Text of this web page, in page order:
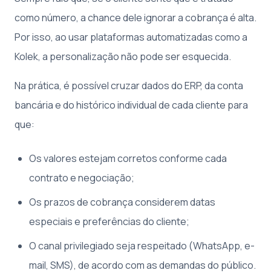
como número, a chance dele ignorar a cobrança é alta.
Por isso, ao usar plataformas automatizadas como a
Kolek, a personalização não pode ser esquecida.
Na prática, é possível cruzar dados do ERP, da conta
bancária e do histórico individual de cada cliente para
que:
Os valores estejam corretos conforme cada
contrato e negociação;
Os prazos de cobrança considerem datas
especiais e preferências do cliente;
O canal privilegiado seja respeitado (WhatsApp, e-
mail, SMS), de acordo com as demandas do público.